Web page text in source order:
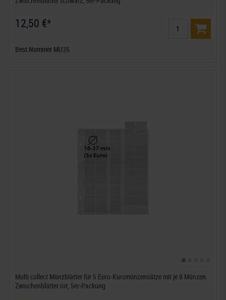
12,50 €*
Best.Nummer MU35
Multi collect Münzblätter für 5 Euro-Kursmünzensätze mit je 8 Münzen,
Zwischenblätter rot, 5er-Packung